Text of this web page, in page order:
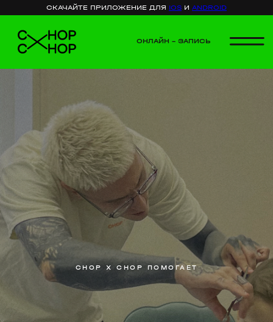
СКАЧАЙТЕ ПРИЛОЖЕНИЕ ДЛЯ IOSИ ANDROID
СНОР X СНОР ПОМОГАЕТ